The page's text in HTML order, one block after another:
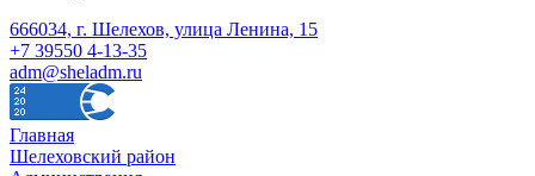
666034, г. Шелехов, улица Ленина, 15
+7 39550 4-13-35
adm@sheladm.ru
Главная
Шелеховский район